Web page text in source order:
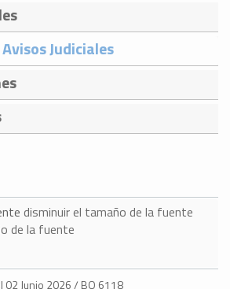
Judiciales
disminuir el tamaño de la fuente
de la fuente
02 Junio 2026 / BO 6118